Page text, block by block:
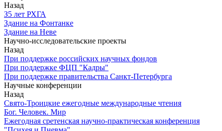
Назад
З5 лет РХГА
Здание на Фонтанке
Здание на Неве
Научно-исследовательские проекты
Назад
При поддержке российских научных фондов
При поддержке ФЦП "Кадры"
При поддержке правительства Санкт-Петербурга
Научные конференции
Назад
Свято-Троицкие ежегодные международные чтения
Бог. Человек. Мир
Ежегодная сретенская научно-практическая конференция